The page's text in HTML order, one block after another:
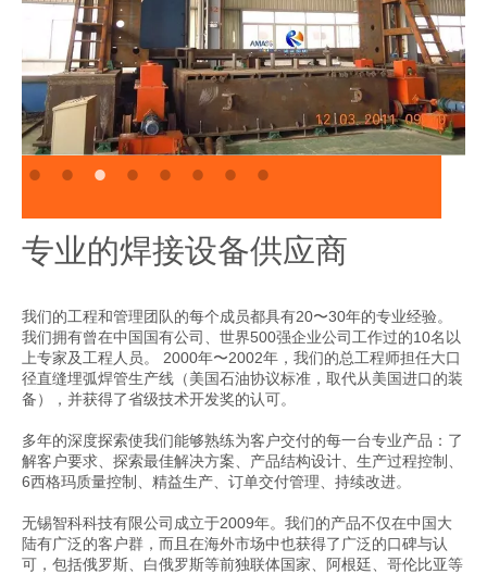
专业的焊接设备供应商
我们的工程和管理团队的每个成员都具有20〜30年的专业经验。
我们拥有曾在中国国有公司、世界500强企业公司工作过的10名以
上专家及工程人员。 2000年〜2002年，我们的总工程师担任大口
径直缝埋弧焊管生产线（美国石油协议标准，取代从美国进口的装
备），并获得了省级技术开发奖的认可。
多年的深度探索使我们能够熟练为客户交付的每一台专业产品：了
解客户要求、探索最佳解决方案、产品结构设计、生产过程控制、
6西格玛质量控制、精益生产、订单交付管理、持续改进。
无锡智科科技有限公司成立于2009年。我们的产品不仅在中国大
陆有广泛的客户群，而且在海外市场中也获得了广泛的口碑与认
可，包括俄罗斯、白俄罗斯等前独联体国家、阿根廷、哥伦比亚等